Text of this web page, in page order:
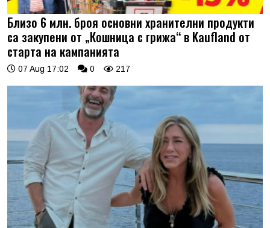
Близо 6 млн. броя основни хранителни продукти
са закупени от „Кошница с грижа“ в Kaufland от
старта на кампанията
07 Aug 17:02 0 217